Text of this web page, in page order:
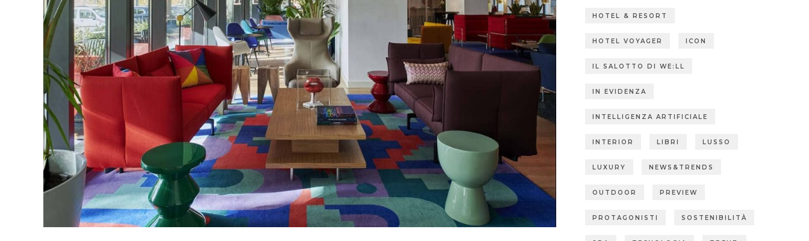
HOTEL & RESORT
HOTEL VOYAGER ICON
IL SALOTTO DI WE:LL
IN EVIDENZA
INTELLIGENZA ARTIFICIALE
INTERIOR LIBRI LUSSO
LUXURY NEWS&TRENDS
OUTDOOR PREVIEW
PROTAGONISTI SOSTENIBILITÀ